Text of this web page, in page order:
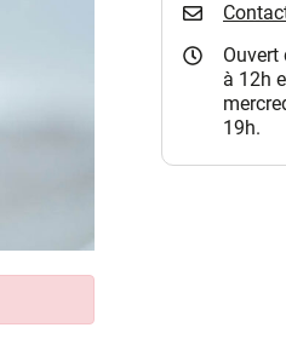
Ouvert
à 12h
19h.